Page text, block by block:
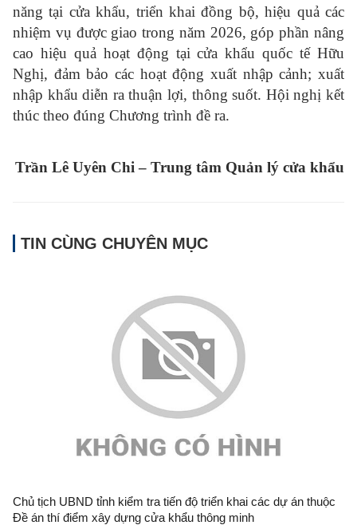
năng tại cửa khẩu, triển khai đồng bộ, hiệu quả các
nhiệm vụ được giao trong năm 2026, góp phần nâng
cao hiệu quả hoạt động tại cửa khẩu quốc tế Hữu
Nghị, đảm bảo các hoạt động xuất nhập cảnh; xuất
nhập khẩu diễn ra thuận lợi, thông suốt. Hội nghị kết
thúc theo đúng Chương trình đề ra.
Trần Lê Uyên Chi – Trung tâm Quản lý cửa khẩu
TIN CÙNG CHUYÊN MỤC
Chủ tịch UBND tỉnh kiểm tra tiến độ triển khai các dự án thuộc
Đề án thí điểm xây dựng cửa khẩu thông minh